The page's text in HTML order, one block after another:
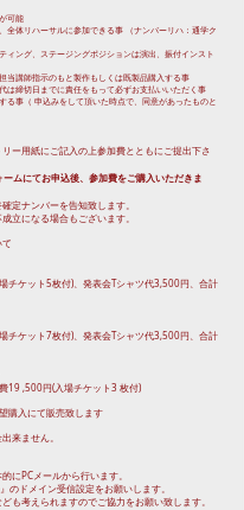
可能
全体リハーサルに参加できる事 （ナンバーリハ：通学ク
ィング、ステージングポジションは演出、振付インスト
当講師指示のもと製作もしくは既製品購入する事
は締切日までに責任をもって必ずお支払いいただく事
る事（ 申込みをして頂いた時点で、同意があったものと
ー用紙にご記入の上参加費とともにご提出下さ
ムにてお申込後、参加費をご購入いただきま
定ナンバーを告知致します。
立になる場合もございます。
て
チケット5枚付)、発表会Tシャツ代3,500円、合計
チケット7枚付)、発表会Tシャツ代3,500円、合計
19 ,500円(入場チケット3 枚付)
購入にて販売致します
来ません。
にPCメールから行います。
』のドメイン受信設定をお願いします。
も考えられますのでご協力をお願い致します。